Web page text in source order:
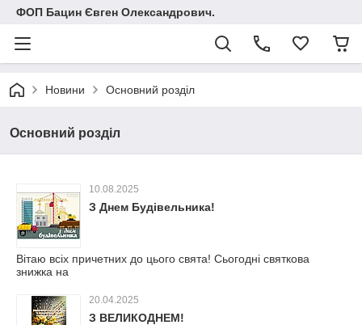
ФОП Бацин Євген Олександрович.
Новини Основний розділ
Основний розділ
10.08.2025
З Днем Будівельника!
Вітаю всіх причетних до цього свята! Сьогодні святкова
знижка на
20.04.2025
З ВЕЛИКОДНЕМ!